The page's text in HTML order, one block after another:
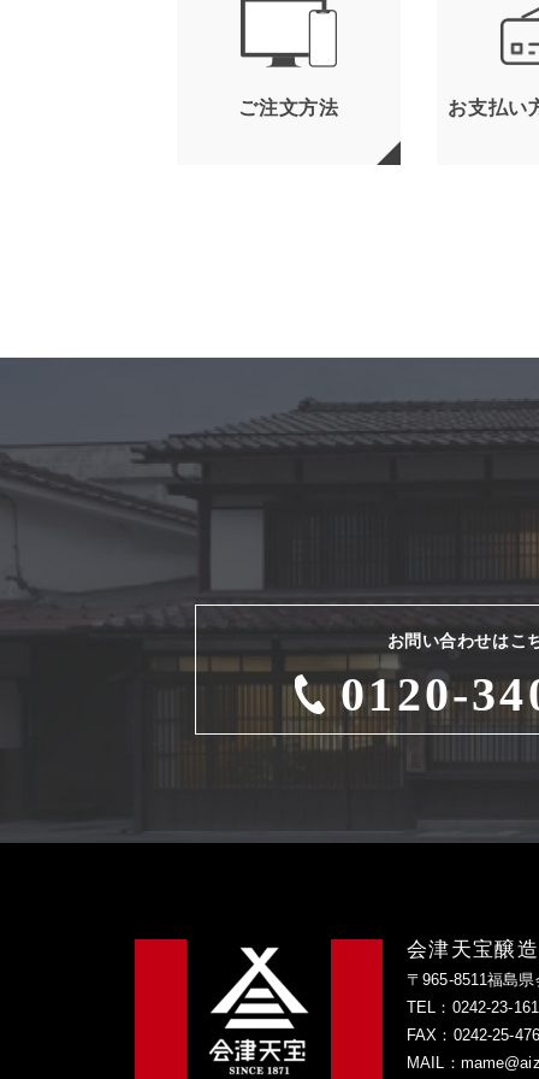
ご注文方法 お支払い
お問い合わせはこ
0120-
会津天宝醸
〒965-8511福島
TEL：0242-23-
FAX：0242-25-
MAIL：